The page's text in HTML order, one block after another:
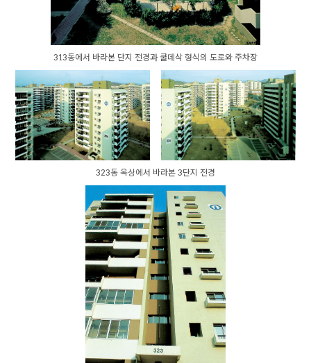
313동에서 바라본 단지 전경과 쿨데삭 형식의 도로와 주차장
323동 옥상에서 바라본 3단지 전경